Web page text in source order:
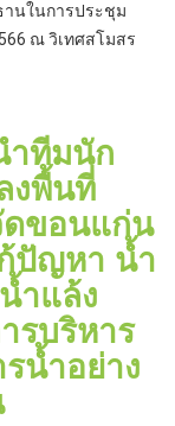
นในการประชุม
ณ วิเทศสโมสร
ำทีมนัก
งพื้นที่
ดขอนแก่น
ปัญหา น้ำ
ำแล้ง
รบริหาร
น้ำอย่าง